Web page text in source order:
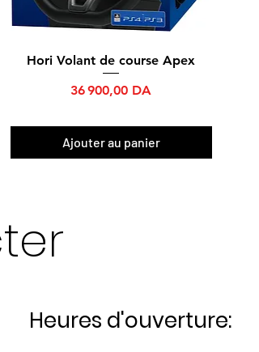
Aperçu rapide
Hori Volant de course Apex
Prix
36 900,00 DA
Ajouter au panier
Heures d'ouverture: